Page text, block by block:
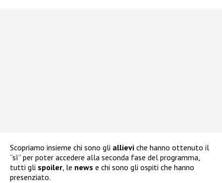
Scopriamo insieme chi sono gli allievi che hanno ottenuto il
“sì” per poter accedere alla seconda fase del programma,
tutti gli spoiler, le news e chi sono gli ospiti che hanno
presenziato.